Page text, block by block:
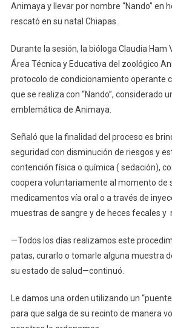
Animaya y llevar por nombre “Nando” en
rescató en su natal Chiapas.
Durante la sesión, la bióloga Claudia Ham
Área Técnica y Educativa del zoológico
protocolo de condicionamiento operante
que se realiza con “Nando”, considerado
emblemática de Animaya.
Señaló que la finalidad del proceso es
seguridad con disminución de riesgos y
contención física o química ( sedación),
coopera voluntariamente al momento de
medicamentos vía oral o a través de
muestras de sangre y de heces fecales y
—Todos los días realizamos este
patas, curarlo o tomarle alguna muestra
su estado de salud—continuó.
Le damos una orden utilizando un
para que salga de su recinto de manera